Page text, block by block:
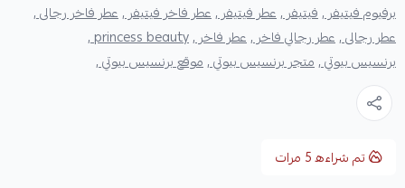
برفيوم فيتيفر ,فيتيفر ,عطر فيتيفر ,عطر فاخر فيتيفر ,عطر فاخر رجالى ,
عطر رجالى ,عطر رجالي فاخر ,عطر فاخر ,princess beauty ,
برنسيس بيوتي ,متجر برنسيس بيوتي ,موقع برنسيس بيوتي ,
تم شراءه5 مرات